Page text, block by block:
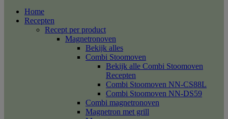
Home
Recepten
Recept per product
Magnetronoven
Bekijk alles
Combi Stoomoven
Bekijk alle Combi Stoomoven
Recepten
Combi Stoomoven NN-CS88L
Combi Stoomoven NN-DS59
Combi magnetronoven
Magnetron met grill